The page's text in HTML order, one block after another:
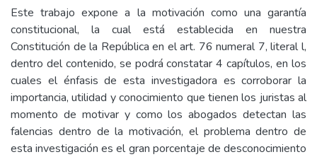
Este trabajo expone a la motivación como una garantía
constitucional, la cual está establecida en nuestra
Constitución de la República en el art. 76 numeral 7, literal l,
dentro del contenido, se podrá constatar 4 capítulos, en los
cuales el énfasis de esta investigadora es corroborar la
importancia, utilidad y conocimiento que tienen los juristas al
momento de motivar y como los abogados detectan las
falencias dentro de la motivación, el problema dentro de
esta investigación es el gran porcentaje de desconocimiento